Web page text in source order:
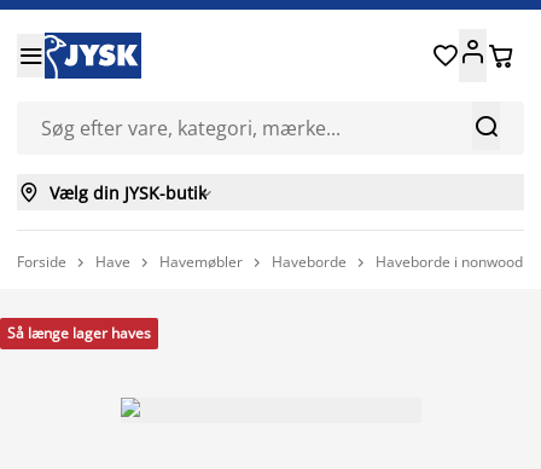


 
 Vælg din JYSK-butik
Forside  Have  Havemøbler  Haveborde  Haveborde i nonwood
Så længe lager haves